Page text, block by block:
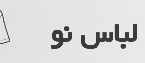
لباس نو